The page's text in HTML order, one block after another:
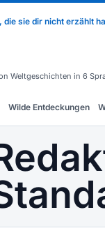
die sie dir nicht erzählt
Weltgeschichten in 6
Wilde Entdeckungen